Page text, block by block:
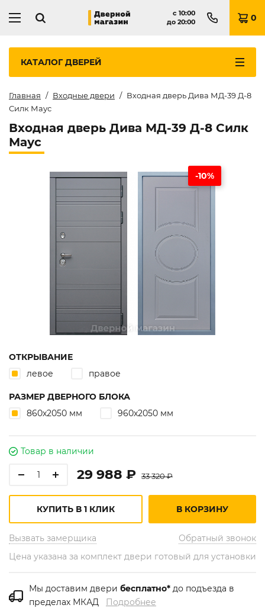
с 10:00
до 20:00 0
КАТАЛОГДВЕРЕЙ
Главная Входные двери
Входная дверь Дива МД-39 Д-8
Силк Маус
Входная дверь Дива МД-39 Д-8 Силк
Маус
-10%
ОТКРЫВАНИЕ
левое
правое
РАЗМЕР ДВЕРНОГО БЛОКА
860х2050 мм
960х2050 мм
Товар в наличии
29 988 ₽ 33 320 ₽
Вызвать замерщика Обратный звонок
КУПИТЬ В 1 КЛИК В КОРЗИНУ
Цена указана за комплект двери готовый для установки
Мы доставим двери бесплатно* до подъезда в
пределах МКАД Подробнее